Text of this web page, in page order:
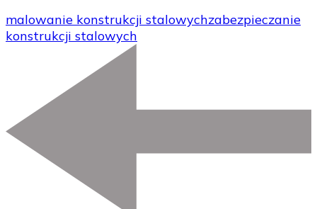
malowanie konstrukcji stalowychzabezpieczanie
konstrukcji stalowych